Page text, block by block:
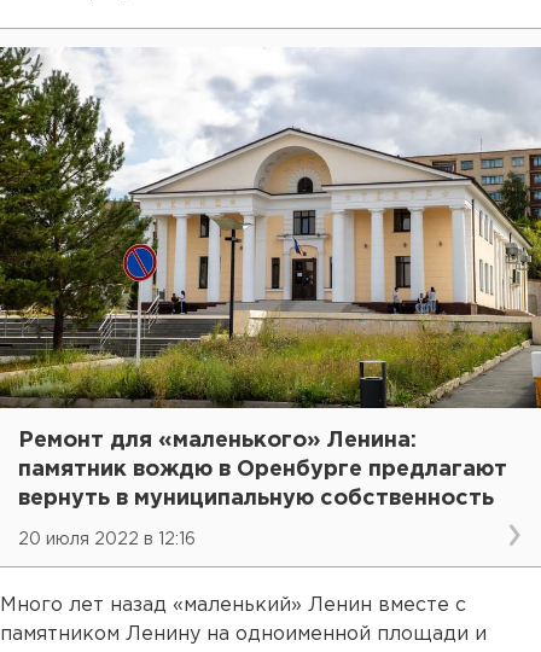
Ремонт для «маленького» Ленина:
памятник вождю в Оренбурге предлагают
вернуть в муниципальную собственность
20 июля 2022 в 12:16
Много лет назад «маленький» Ленин вместе с
памятником Ленину на одноименной площади и